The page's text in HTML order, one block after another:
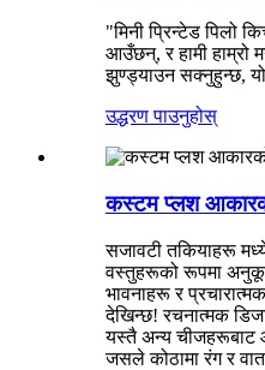
"मिनी प्रिन्टेड पिलो
आउँछन्, र हामी हाम्रो
झुण्ड्याउन सक्नुहुन्छ,
उद्धरण पाउनुहोस्
कस्टम प्लश
सजावटी तकियाहरू
वस्तुहरूको रूपमा
भावनाहरू र
देखिन्छ! रचनात्मक
यस्तै अन्य चीजहरूबाट
जसले कोठामा रंग र